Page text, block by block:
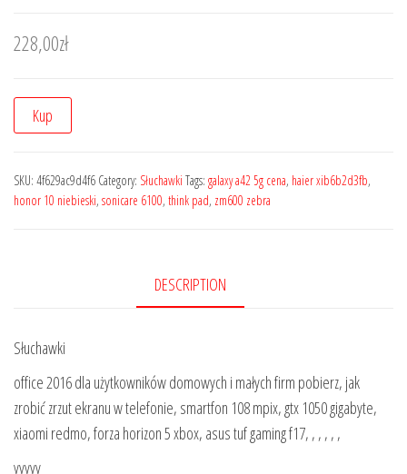
228,00zł
Kup
SKU: 4f629ac9d4f6 Category: Słuchawki Tags: galaxy a42 5g cena, haier xib6b2d3fb,
honor 10 niebieski, sonicare 6100, think pad, zm600 zebra
DESCRIPTION
Słuchawki
office 2016 dla użytkowników domowych i małych firm pobierz, jak
zrobić zrzut ekranu w telefonie, smartfon 108 mpix, gtx 1050 gigabyte,
xiaomi redmo, forza horizon 5 xbox, asus tuf gaming f17, , , , , ,
yyyyy